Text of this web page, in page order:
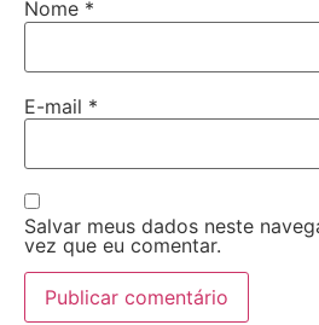
Nome *
E-mail *
Salvar meus dados neste
vez que eu comentar.